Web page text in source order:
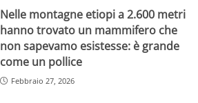
Nelle montagne etiopi a 2.600 metri
hanno trovato un mammifero che
non sapevamo esistesse: è grande
come un pollice
Febbraio 27, 2026